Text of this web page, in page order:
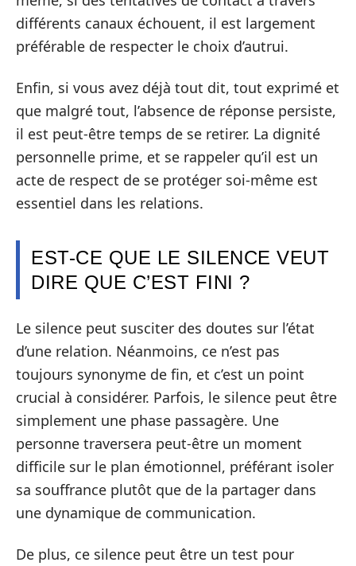
différents canaux échouent, il est largement
préférable de respecter le choix d’autrui.
Enfin, si vous avez déjà tout dit, tout exprimé et
que malgré tout, l’absence de réponse persiste,
il est peut-être temps de se retirer. La dignité
personnelle prime, et se rappeler qu’il est un
acte de respect de se protéger soi-même est
essentiel dans les relations.
EST-CE QUE LE SILENCE VEUT
DIRE QUE C’EST FINI ?
Le silence peut susciter des doutes sur l’état
d’une relation. Néanmoins, ce n’est pas
toujours synonyme de fin, et c’est un point
crucial à considérer. Parfois, le silence peut être
simplement une phase passagère. Une
personne traversera peut-être un moment
difficile sur le plan émotionnel, préférant isoler
sa souffrance plutôt que de la partager dans
une dynamique de communication.
De plus, ce silence peut être un test pour